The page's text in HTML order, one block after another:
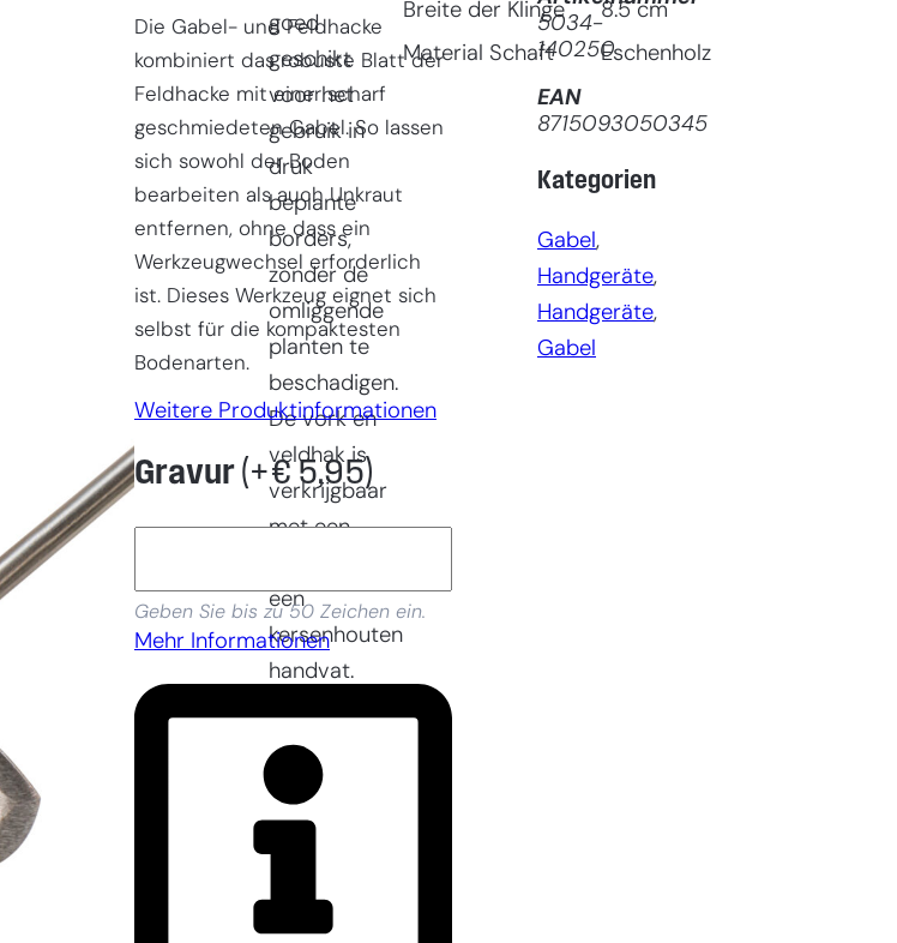
Die Gabel- und Feldhacke
kombiniert das robuste Blatt der
Feldhacke mit einer scharf
geschmiedeten Gabel. So lassen
sich sowohl der Boden
bearbeiten als auch Unkraut
entfernen, ohne dass ein
Werkzeugwechsel erforderlich
ist. Dieses Werkzeug eignet sich
selbst für die kompaktesten
Bodenarten.
Weitere Produktinformationen
Gravur (+€ 5,95)
Geben Sie bis zu 50 Zeichen ein.
Mehr Informationen
goed
geschikt
voor het
gebruik in
druk
beplante
borders,
zonder de
omliggende
planten te
beschadigen.
De vork en
veldhak is
verkrijgbaar
met een
een
kersenhouten
handvat.
Breite der Klinge
8.5 cm
Material Schaft
Eschenholz
5034-
140250
EAN
8715093050345
Kategorien
Gabel
Handgeräte
Handgeräte
Gabel